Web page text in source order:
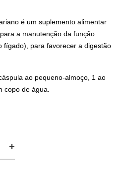
é um suplemento alimentar
a manutenção da função
fígado), para favorecer a digestão
ao pequeno-almoço, 1 ao
copo de água.
+